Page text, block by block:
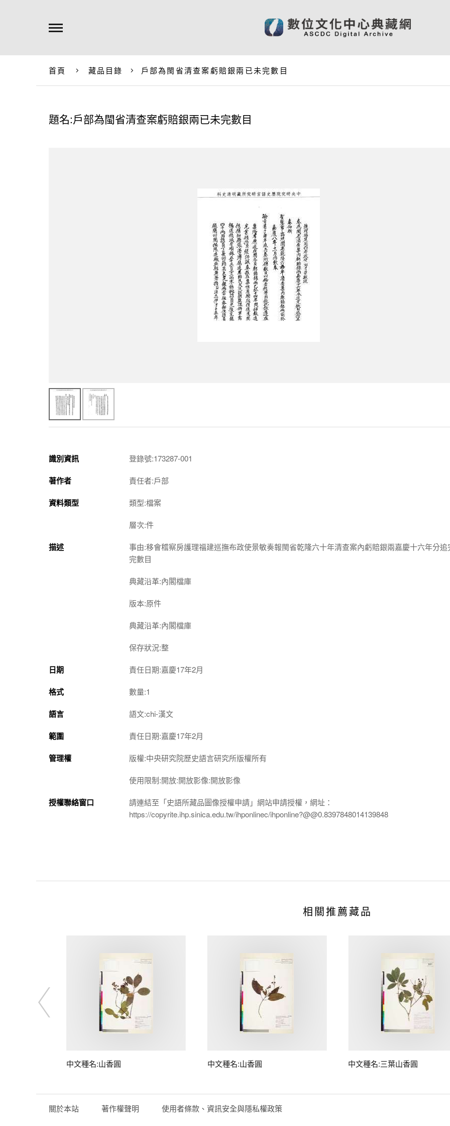
首頁 藏品目錄 戶部為閩省清查案虧賠銀兩已未完數目
題名:戶部為閩省清查案虧賠銀兩已未完數目
識別資訊 登錄號:173287-001
著作者 責任者:戶部
資料類型 類型:檔案
層次:件
描述
事由:移會稽察房護理福建巡撫布政使景敏奏報閩省乾隆六十年清查案內虧賠銀兩嘉慶十六年分追
完數目
典藏沿革:內閣檔庫
版本:原件
典藏沿革:內閣檔庫
保存狀況:整
日期 責任日期:嘉慶17年2月
格式 數量:1
語言 語文:chi-漢文
範圍 責任日期:嘉慶17年2月
管理權 版權:中央研究院歷史語言研究所版權所有
使用限制:開放:開放影像:開放影像
授權聯絡窗口
請連結至「史語所藏品圖像授權申請」網站申請授權，網址：
https://copyrite.ihp.sinica.edu.tw/ihponlinec/ihponline?@@0.8397848014139848
相關推薦藏品
中文種名:山香圓 中文種名:山香圓 中文種名:三葉山香圓
關於本站 著作權聲明 使用者條款、資訊安全與隱私權政策